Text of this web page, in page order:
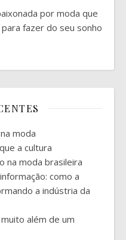
por moda que
fazer do seu sonho
moda
a cultura
na moda brasileira
como a
a indústria da
além de um